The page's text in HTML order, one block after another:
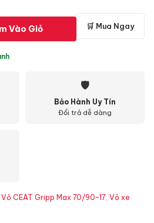
Vào Giỏ 🛒 Mua Ngay
🛡
Bảo Hành Uy Tín
Đổi trả dễ dàng
Vỏ CEAT Gripp Max 70/90-17, Vỏ xe